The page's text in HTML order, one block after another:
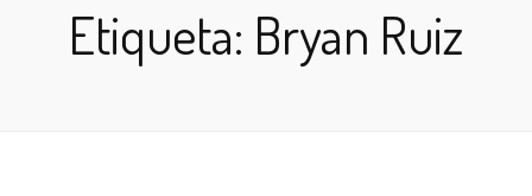
Etiqueta: Bryan Ruiz